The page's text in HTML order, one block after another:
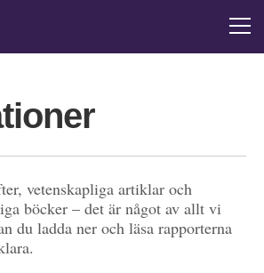
vetenskapliga artiklar och
böcker – det är något av allt vi
du ladda ner och läsa rapporterna